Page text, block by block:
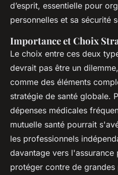
d’esprit, essentielle pour
personnelles et sa sécurité
Importance et Choix
Le choix entre ces deux
devrait pas être un
comme des éléments
stratégie de santé globale.
dépenses médicales
mutuelle santé pourrait
les professionnels
davantage vers
protéger contre de